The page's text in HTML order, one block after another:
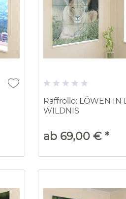
Raffrollo: LÖWEN IN
WILDNIS
ab 69,00 € *